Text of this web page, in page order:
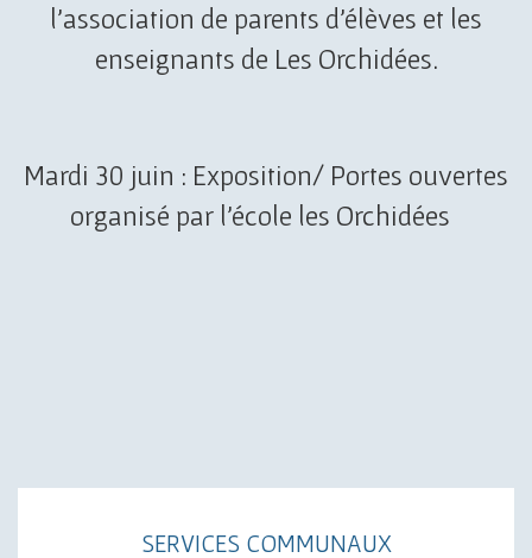
l'association de parents d'élèves et les
enseignants de Les Orchidées.
Mardi 30 juin : Exposition/ Portes ouvertes
organisé par l'école les Orchidées
SERVICES COMMUNAUX